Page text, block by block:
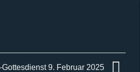
9. Februar 2025